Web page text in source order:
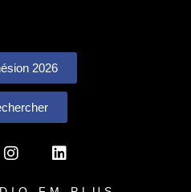
2026